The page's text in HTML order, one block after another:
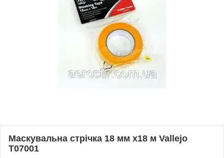
Маскувальна стрічка 18 мм x18 м Vallejo
T07001